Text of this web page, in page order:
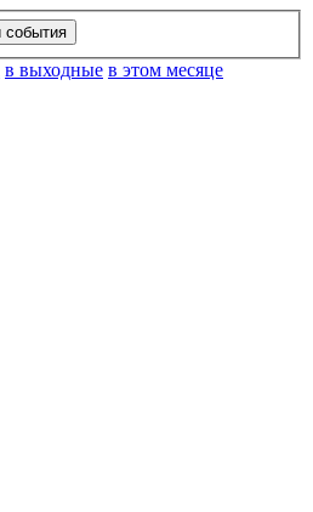
в выходные в этом месяце